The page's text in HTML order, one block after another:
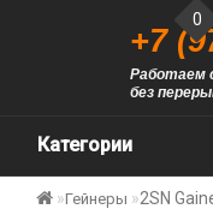
0
+7
Работаем
без
Категории
Гейнеры 2SN